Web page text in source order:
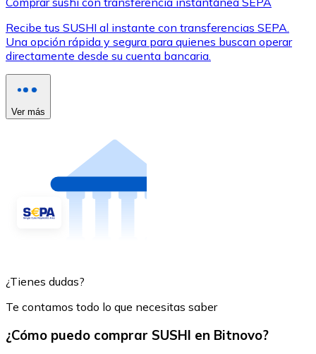
Recibe tus SUSHI al instante con transferencias SEPA.
Una opción rápida y segura para quienes buscan operar
directamente desde su cuenta bancaria.
Ver más
¿Tienes dudas?
Te contamos todo lo que necesitas saber
¿Cómo puedo comprar SUSHI en Bitnovo?